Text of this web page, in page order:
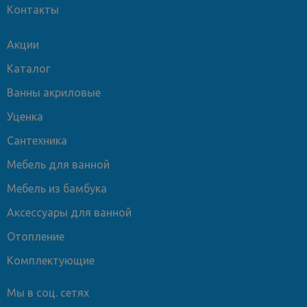
Оригинальный товар – сертифицированная продукция от
Быстрая доставка – по всей России.
оформить заказ.
раковина, это стильный элемент интерьера,
Сантехсмарт и создайте идеальное пространство в ванной
Контакты
Акции
Каталог
Ванны акриловые
Уценка
Сантехника
Мебель для ванной
Мебель из бамбука
Аксессуары для ванной
Отопление
Комплектующие
Мы в соц. сетях